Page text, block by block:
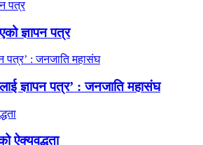
ज्ञापन पत्र
ज्ञापन पत्र’ : जनजाति महासंघ
ऐक्यवद्धता